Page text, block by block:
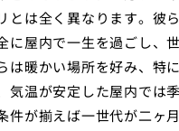
は全く異なります。彼
屋内で一生を過ごし、
暖かい場所を好み、特
温が安定した屋内では
が揃えば一世代が二ヶ